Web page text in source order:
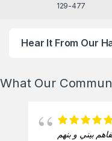
477-129
Hear It From Our
What Our
بيني و بنهم